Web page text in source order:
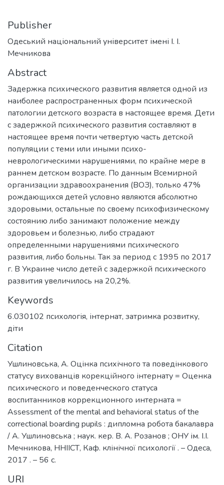
Publisher
Одеський національний університет імені І. І.
Мечникова
Abstract
Задержка психического развития является одной из
наиболее распространенных форм психической
патологии детского возраста в настоящее время. Дети
с задержкой психического развития составляют в
настоящее время почти четвертую часть детской
популяции с теми или иными психо-
неврологическими нарушениями, по крайне мере в
раннем детском возрасте. По данным Всемирной
организации здравоохранения (ВОЗ), только 47%
рождающихся детей условно являются абсолютно
здоровыми, остальные по своему психофизическому
состоянию либо занимают положение между
здоровьем и болезнью, либо страдают
определенными нарушениями психического
развития, либо больны. Так за период с 1995 по 2017
г. В Украине число детей с задержкой психического
развития увеличилось на 20,2%.
Keywords
6.030102 психологія, інтернат, затримка розвитку,
діти
Citation
Ушлиновська, А. Оцінка психічного та поведінкового
статусу вихованців корекційного інтернату = Оценка
психического и поведенческого статуса
воспитанников коррекционного интерната =
Assessment of the mental and behavioral status of the
correctional boarding pupils : дипломна робота бакалавра
/ А. Ушлиновська ; наук. кер. В. А. Розанов ; ОНУ ім. І.І.
Мечникова, ННІІСТ, Каф. клінічної психології . – Одеса,
2017 . – 56 с.
URI